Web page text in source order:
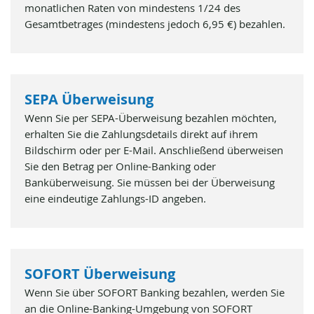
monatlichen Raten von mindestens 1/24 des
Gesamtbetrages (mindestens jedoch 6,95 €) bezahlen.
SEPA Überweisung
Wenn Sie per SEPA-Überweisung bezahlen möchten,
erhalten Sie die Zahlungsdetails direkt auf ihrem
Bildschirm oder per E-Mail. Anschließend überweisen
Sie den Betrag per Online-Banking oder
Banküberweisung. Sie müssen bei der Überweisung
eine eindeutige Zahlungs-ID angeben.
SOFORT Überweisung
Wenn Sie über SOFORT Banking bezahlen, werden Sie
an die Online-Banking-Umgebung von SOFORT